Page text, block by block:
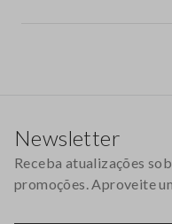
Newsletter
Receba atualizações
promoções. Aproveite